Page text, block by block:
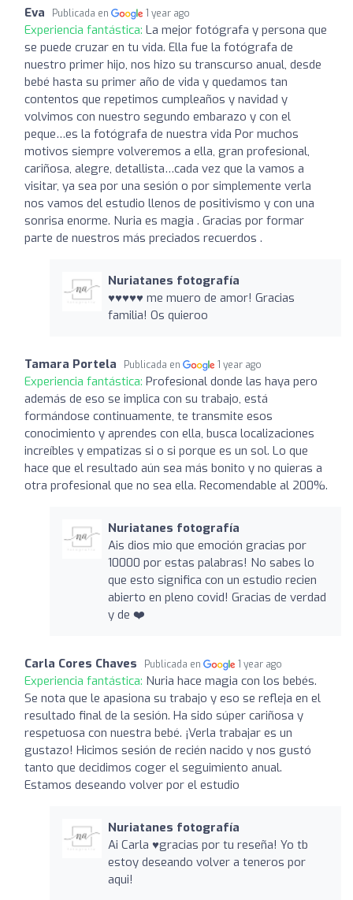
Eva Publicada en 1 year ago
Experiencia fantástica: La mejor fotógrafa y persona que
se puede cruzar en tu vida. Ella fue la fotógrafa de
nuestro primer hijo, nos hizo su transcurso anual, desde
bebé hasta su primer año de vida y quedamos tan
contentos que repetimos cumpleaños y navidad y
volvimos con nuestro segundo embarazo y con el
peque…es la fotógrafa de nuestra vida Por muchos
motivos siempre volveremos a ella, gran profesional,
cariñosa, alegre, detallista…cada vez que la vamos a
visitar, ya sea por una sesión o por simplemente verla
nos vamos del estudio llenos de positivismo y con una
sonrisa enorme. Nuria es magia . Gracias por formar
parte de nuestros más preciados recuerdos .
Nuriatanes fotografía
♥️♥️♥️♥️♥️ me muero de amor! Gracias
familia! Os quieroo
Tamara Portela Publicada en 1 year ago
Experiencia fantástica: Profesional donde las haya pero
además de eso se implica con su trabajo, está
formándose continuamente, te transmite esos
conocimiento y aprendes con ella, busca localizaciones
increíbles y empatizas si o si porque es un sol. Lo que
hace que el resultado aún sea más bonito y no quieras a
otra profesional que no sea ella. Recomendable al 200%.
Nuriatanes fotografía
Ais dios mio que emoción gracias por
10000 por estas palabras! No sabes lo
que esto significa con un estudio recien
abierto en pleno covid! Gracias de verdad
y de ❤️
Carla Cores Chaves Publicada en 1 year ago
Experiencia fantástica: Nuria hace magia con los bebés.
Se nota que le apasiona su trabajo y eso se refleja en el
resultado final de la sesión. Ha sido súper cariñosa y
respetuosa con nuestra bebé. ¡Verla trabajar es un
gustazo! Hicimos sesión de recién nacido y nos gustó
tanto que decidimos coger el seguimiento anual.
Estamos deseando volver por el estudio
Nuriatanes fotografía
Ai Carla ♥️gracias por tu reseña! Yo tb
estoy deseando volver a teneros por
aqui!